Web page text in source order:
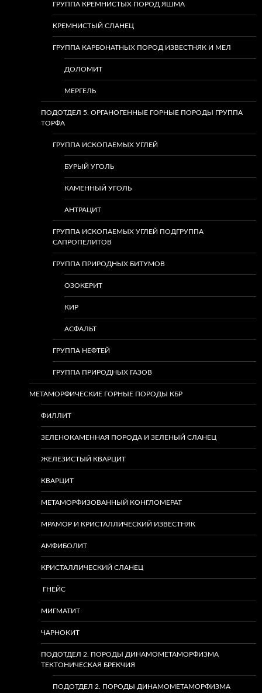
ГРУППА КРЕМНИСТЫХ ПОРОД ЯШМА
КРЕМНИСТЫЙ СЛАНЕЦ
ГРУППА КАРБОНАТНЫХ ПОРОД ИЗВЕСТНЯК И МЕЛ
ДОЛОМИТ
МЕРГЕЛЬ
ПОДОТДЕЛ 5. ОРГАНОГЕННЫЕ ГОРНЫЕ ПОРОДЫ ГРУППА
ТОРФА
ГРУППА ИСКОПАЕМЫХ УГЛЕЙ
БУРЫЙ УГОЛЬ
КАМЕННЫЙ УГОЛЬ
АНТРАЦИТ
ГРУППА ИСКОПАЕМЫХ УГЛЕЙ ПОДГРУППА
САПРОПЕЛИТОВ
ГРУППА ПРИРОДНЫХ БИТУМОВ
ОЗОКЕРИТ
КИР
АСФАЛЬТ
ГРУППА НЕФТЕЙ
ГРУППА ПРИРОДНЫХ ГАЗОВ
МЕТАМОРФИЧЕСКИЕ ГОРНЫЕ ПОРОДЫ КБР
ФИЛЛИТ
ЗЕЛЕНОКАМЕННАЯ ПОРОДА И ЗЕЛЕНЫЙ СЛАНЕЦ
ЖЕЛЕЗИСТЫЙ КВАРЦИТ
КВАРЦИТ
МЕТАМОРФИЗОВАННЫЙ КОНГЛОМЕРАТ
МРАМОР И КРИСТАЛЛИЧЕСКИЙ ИЗВЕСТНЯК
АМФИБОЛИТ
КРИСТАЛЛИЧЕСКИЙ СЛАНЕЦ
ГНЕЙС
МИГМАТИТ
ЧАРНОКИТ
ПОДОТДЕЛ 2. ПОРОДЫ ДИНАМОМЕТАМОРФИЗМА
ТЕКТОНИЧЕСКАЯ БРЕКЧИЯ
ПОДОТДЕЛ 2. ПОРОДЫ ДИНАМОМЕТАМОРФИЗМА